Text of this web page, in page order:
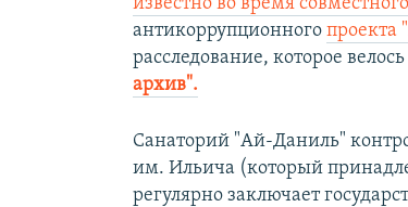
антикоррупционногопроекта
расследование, которое
архив".
Санаторий "Ай-Даниль"
им. Ильича (который
регулярно заключает